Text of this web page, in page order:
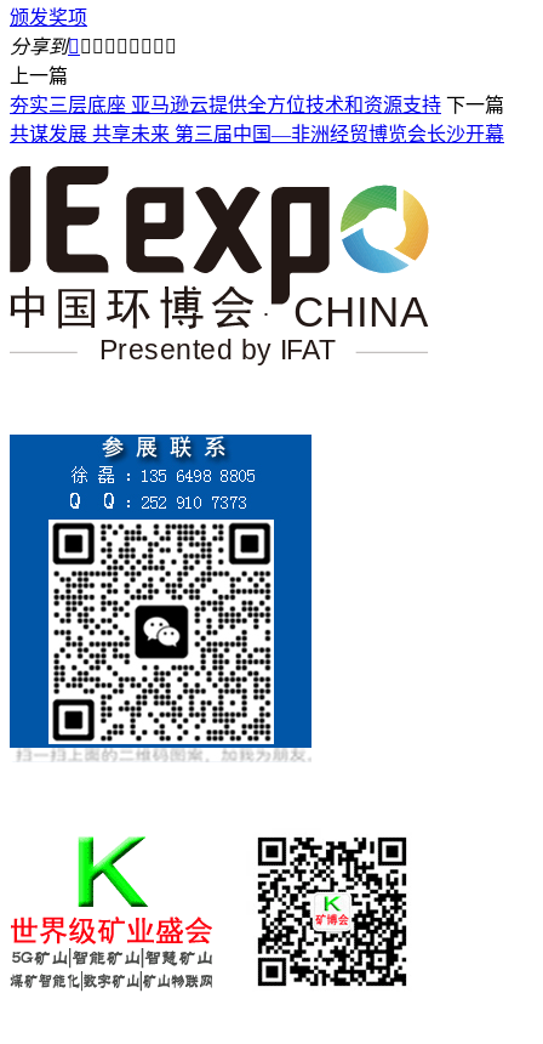
颁发奖项
分享到        
上一篇
夯实三层底座 亚马逊云提供全方位技术和资源支持 下一篇
共谋发展 共享未来 第三届中国—非洲经贸博览会长沙开幕